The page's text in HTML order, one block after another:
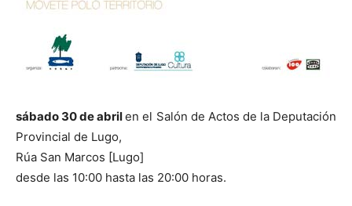
sábado 30 de abrilen el Salón de Actos de la Deputación
Provincial de Lugo,
Rúa San Marcos [Lugo]
desde las 10:00 hasta las 20:00 horas.